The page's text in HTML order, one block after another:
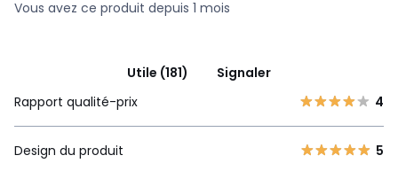
Vous avez ce produit depuis 1 mois
Utile (181)
Signaler
Rapport qualité-prix
4
Design du produit 5